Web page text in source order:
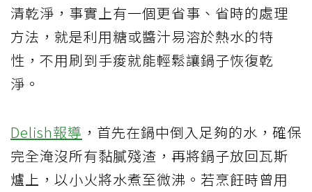
清乾淨，事實上有一個更省事、省時的處理
方法，就是利用糖或醬汁易溶於熱水的特
性，不用刷到手痠就能輕鬆讓鍋子恢復乾
淨。
Delish報導 ，首先在鍋中倒入足夠的水，確保
完全淹沒所有黏膩殘渣，再將鍋子放回瓦斯
爐上，以小火將水煮至微沸。若烹飪時曾用